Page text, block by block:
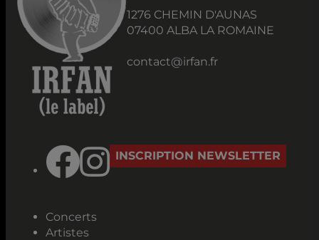
1276 CHEMIN D'AUNAS
07400 ALBA LA ROMAINE
contact@irfan.fr
INSCRIPTION NEWSLETTER
Concerts
Artistes